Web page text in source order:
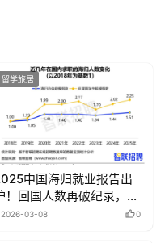
留学旅居
中国海归就业报告出
！回国人数再破纪录，这
些专业最抢手
2026-03-08 0